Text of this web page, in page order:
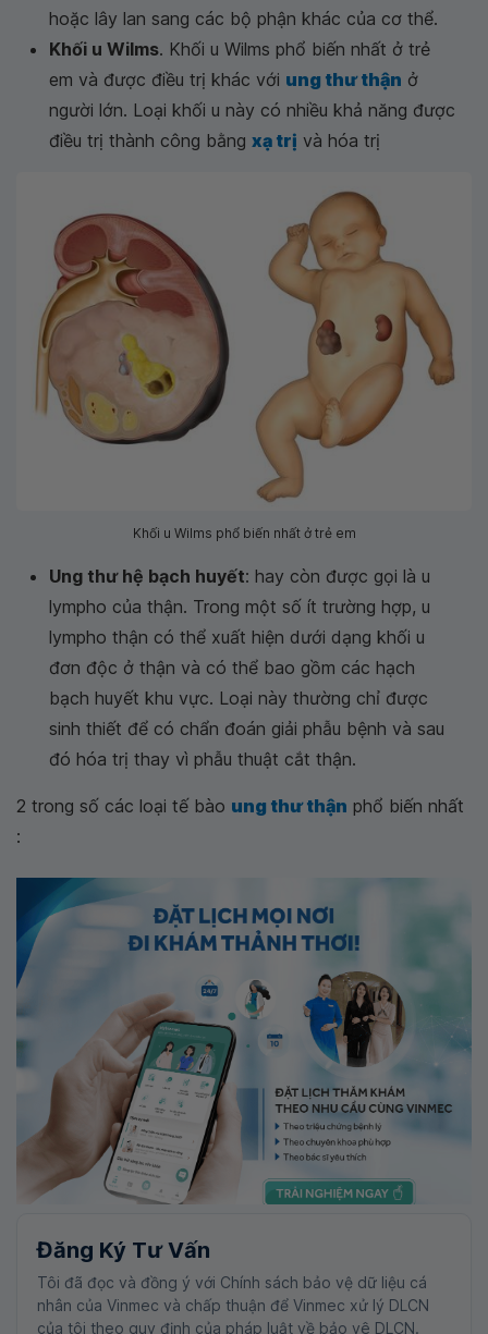
hoặc lây lan sang các bộ phận khác của cơ thể.
Khối u Wilms. Khối u Wilms phổ biến nhất ở trẻ
em và được điều trị khác với ung thư thận ở
người lớn. Loại khối u này có nhiều khả năng được
điều trị thành công bằng xạ trị và hóa trị
Khối u Wilms phổ biến nhất ở trẻ em
Ung thư hệ bạch huyết: hay còn được gọi là u
lympho của thận. Trong một số ít trường hợp, u
lympho thận có thể xuất hiện dưới dạng khối u
đơn độc ở thận và có thể bao gồm các hạch
bạch huyết khu vực. Loại này thường chỉ được
sinh thiết để có chẩn đoán giải phẫu bệnh và sau
đó hóa trị thay vì phẫu thuật cắt thận.
2 trong số các loại tế bào ung thư thận phổ biến nhất
:
Đăng Ký Tư Vấn
Tôi đã đọc và đồng ý với Chính sách bảo vệ dữ liệu cá
nhân của Vinmec và chấp thuận để Vinmec xử lý DLCN
của tôi theo quy định của pháp luật về bảo vệ DLCN.